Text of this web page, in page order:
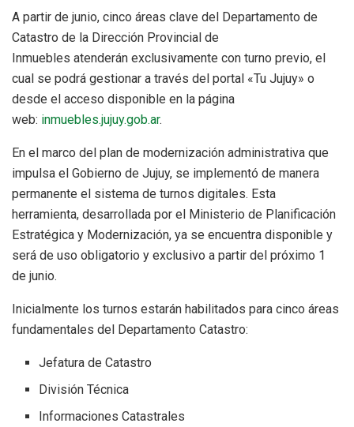
A partir de junio, cinco áreas clave del Departamento de
Catastro de la Dirección Provincial de
Inmuebles atenderán exclusivamente con turno previo, el
cual se podrá gestionar a través del portal «Tu Jujuy» o
desde el acceso disponible en la página
web: inmuebles.jujuy.gob.ar.
En el marco del plan de modernización administrativa que
impulsa el Gobierno de Jujuy, se implementó de manera
permanente el sistema de turnos digitales. Esta
herramienta, desarrollada por el Ministerio de Planificación
Estratégica y Modernización, ya se encuentra disponible y
será de uso obligatorio y exclusivo a partir del próximo 1
de junio.
Inicialmente los turnos estarán habilitados para cinco áreas
fundamentales del Departamento Catastro:
Jefatura de Catastro
División Técnica
Informaciones Catastrales